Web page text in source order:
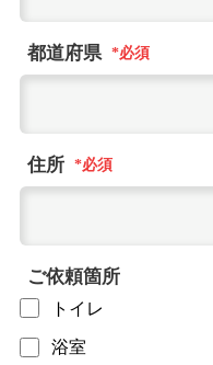
都道府県
住所
ご依頼箇所
トイレ
浴室